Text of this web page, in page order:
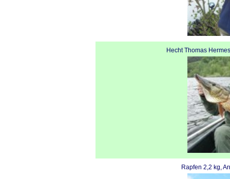
Hecht Thomas
Rapfen 2,2 kg,